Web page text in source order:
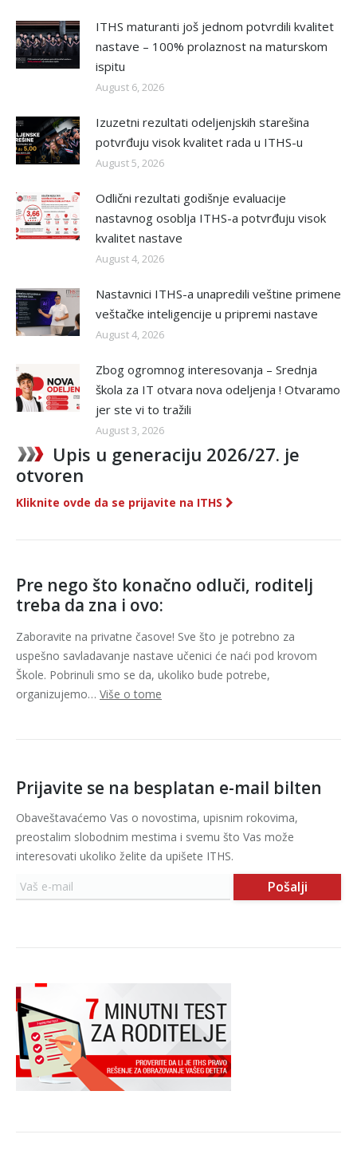
ITHS maturanti još jednom potvrdili kvalitet
nastave – 100% prolaznost na maturskom
ispitu
August 6, 2026
Izuzetni rezultati odeljenjskih starešina
potvrđuju visok kvalitet rada u ITHS-u
August 5, 2026
Odlični rezultati godišnje evaluacije
nastavnog osoblja ITHS-a potvrđuju visok
kvalitet nastave
August 4, 2026
Nastavnici ITHS-a unapredili veštine primene
veštačke inteligencije u pripremi nastave
August 4, 2026
Zbog ogromnog interesovanja – Srednja
škola za IT otvara nova odeljenja ! Otvaramo
jer ste vi to tražili
August 3, 2026
Upis u generaciju 2026/27. je
otvoren
Kliknite ovde da se prijavite na ITHS
Pre nego što konačno odluči, roditelj
treba da zna i ovo:
Zaboravite na privatne časove! Sve što je potrebno za
uspešno savladavanje nastave učenici će naći pod krovom
Škole. Pobrinuli smo se da, ukoliko bude potrebe,
organizujemo… Više o tome
Prijavite se na besplatan e-mail bilten
Obaveštavaćemo Vas o novostima, upisnim rokovima,
preostalim slobodnim mestima i svemu što Vas može
interesovati ukoliko želite da upišete ITHS.